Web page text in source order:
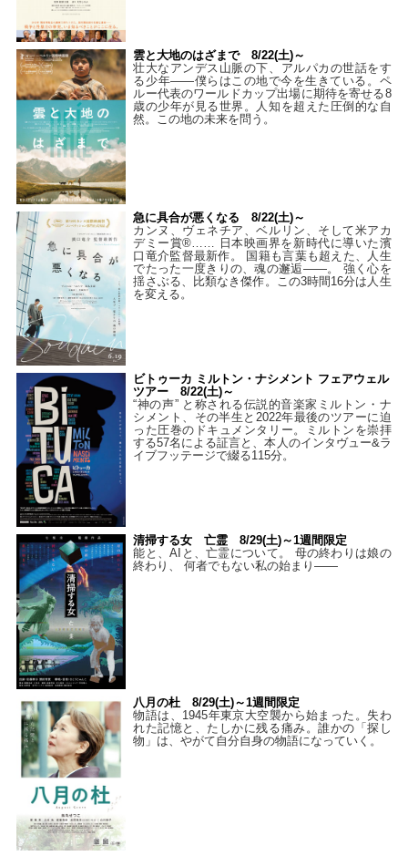
雲と大地のはざまで 8/22(土)～
壮大なアンデス山脈の下、アルパカの世話をす
る少年――僕らはこの地で今を生きている。ペ
ルー代表のワールドカップ出場に期待を寄せる8
歳の少年が見る世界。人知を超えた圧倒的な自
然。この地の未来を問う。
急に具合が悪くなる 8/22(土)～
カンヌ、ヴェネチア、ベルリン、そして米アカ
デミー賞®…… 日本映画界を新時代に導いた濱
口竜介監督最新作。 国籍も言葉も超えた、人生
でたった一度きりの、魂の邂逅――。 強く心を
揺さぶる、比類なき傑作。この3時間16分は人生
を変える。
ビトゥーカ ミルトン・ナシメント フェアウェル
ツアー 8/22(土)～
“神の声” と称される伝説的音楽家ミルトン・ナ
シメント、その半生と2022年最後のツアーに迫
った圧巻のドキュメンタリー。ミルトンを崇拝
する57名による証言と、本人のインタヴュー&ラ
イブフッテージで綴る115分。
清掃する女 亡霊 8/29(土)～1週間限定
能と、AIと、亡霊について。 母の終わりは娘の
終わり、 何者でもない私の始まり――
八月の杜 8/29(土)～1週間限定
物語は、1945年東京大空襲から始まった。失わ
れた記憶と、たしかに残る痛み。誰かの「探し
物」は、やがて自分自身の物語になっていく。